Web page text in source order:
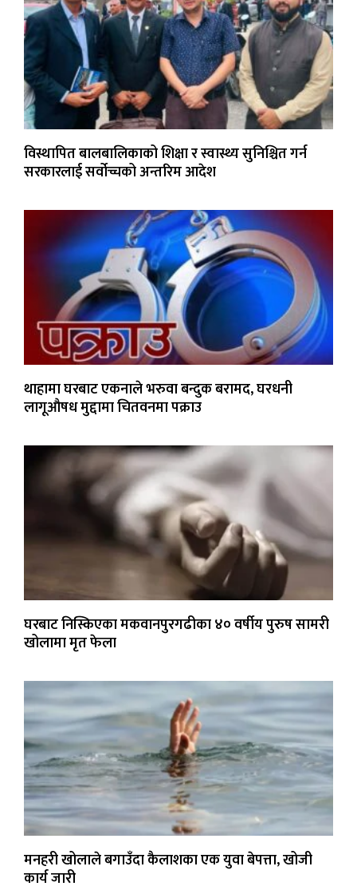
विस्थापित बालबालिकाको शिक्षा र स्वास्थ्य सुनिश्चित गर्न
सरकारलाई सर्वोच्चको अन्तरिम आदेश
थाहामा घरबाट एकनाले भरुवा बन्दुक बरामद, घरधनी
लागूऔषध मुद्दामा चितवनमा पक्राउ
घरबाट निस्किएका मकवानपुरगढीका ४० वर्षीय पुरुष सामरी
खोलामा मृत फेला
मनहरी खोलाले बगाउँदा कैलाशका एक युवा बेपत्ता, खोजी
कार्य जारी